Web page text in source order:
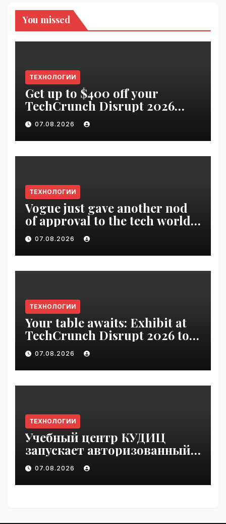
You missed
ТЕХНОЛОГИИ
Get up to $400 off your
TechCrunch Disrupt 2026
pass until tomorrow |
VseTime.ru
07.08.2026
ТЕХНОЛОГИИ
Vogue just gave another nod
of approval to the tech world |
VseTime.ru
07.08.2026
ТЕХНОЛОГИИ
Your table awaits: Exhibit at
TechCrunch Disrupt 2026 to
be seen by thousands |
VseTime.ru
07.08.2026
ТЕХНОЛОГИИ
Учебный центр КУДИЦ
запускает авторизованный
курс по
администрированию Mind
Migrate#guest | VseTime.ru
07.08.2026